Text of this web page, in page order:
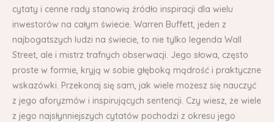
cytaty i cenne rady stanowią źródło inspiracji dla wielu
inwestorów na całym świecie. Warren Buffett, jeden z
najbogatszych ludzi na świecie, to nie tylko legenda Wall
Street, ale i mistrz trafnych obserwacji. Jego słowa, często
proste w formie, kryją w sobie głęboką mądrość i praktyczne
wskazówki. Przekonaj się sam, jak wiele możesz się nauczyć
z jego aforyzmów i inspirujących sentencji. Czy wiesz, że wiele
z jego najsłynniejszych cytatów pochodzi z okresu jego